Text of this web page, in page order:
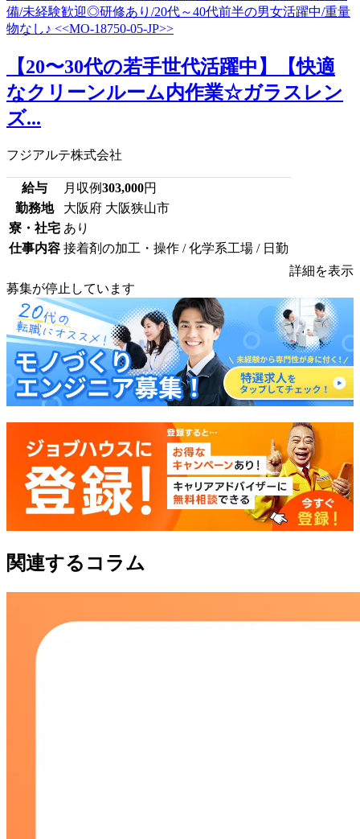
【20〜30代の若手世代活躍中】【快適
なクリーンルーム内作業☆ガラスレン
ズ...
フジアルテ株式会社
給与 月収例303,000円
勤務地
大阪府 大阪狭山市
寮・社宅 あり
仕事内容 接着剤の加工・操作 / 化学系工場 / 日勤
詳細を表示
募集が停止しています
関連するコラム